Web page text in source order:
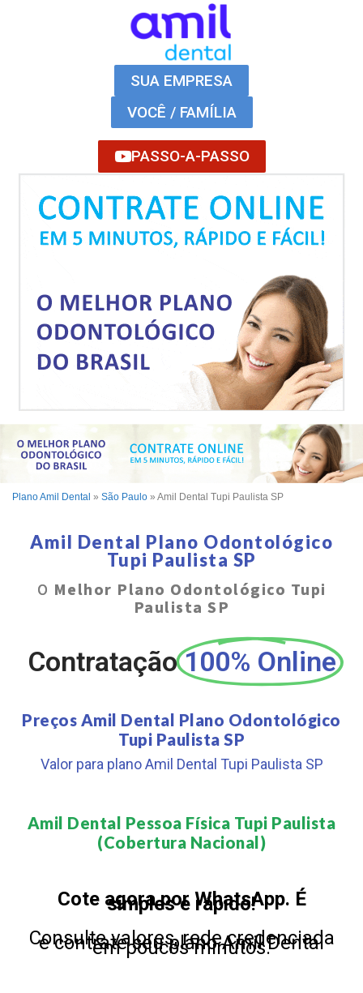
SUA EMPRESA
VOCÊ / FAMÍLIA
PASSO-A-PASSO
Plano Amil Dental » São Paulo » Amil Dental Tupi Paulista SP
Amil Dental Plano Odontológico
Tupi Paulista SP
O Melhor Plano Odontológico Tupi
Paulista SP
Contratação 100% Online
Preços Amil Dental Plano Odontológico
Tupi Paulista SP
Valor para plano Amil Dental Tupi Paulista SP
Amil Dental Pessoa Física Tupi Paulista
(Cobertura Nacional)​
Cote agora por WhatsApp. É
simples e rápido!
Consulte valores, rede credenciada
e contrate seu plano Amil Dental
em poucos minutos.